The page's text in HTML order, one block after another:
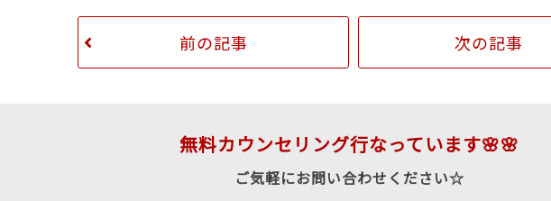
前の記事 次の記事
無料カウンセリング行なっています🌸🌸
ご気軽にお問い合わせください☆